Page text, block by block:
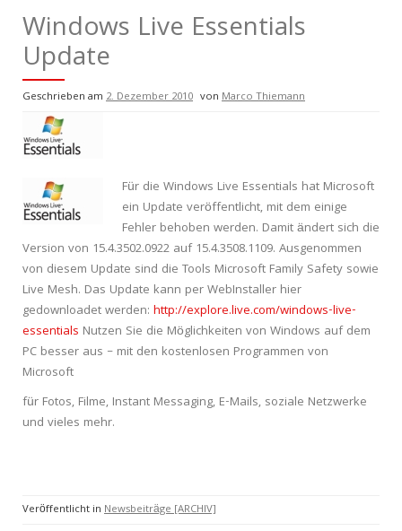
Windows Live Essentials
Update
Geschrieben am 2. Dezember 2010 von Marco Thiemann
Für die Windows Live Essentials hat Microsoft
ein Update veröffentlicht, mit dem einige
Fehler behoben werden. Damit ändert sich die
Version von 15.4.3502.0922 auf 15.4.3508.1109. Ausgenommen
von diesem Update sind die Tools Microsoft Family Safety sowie
Live Mesh. Das Update kann per WebInstaller hier
gedownloadet werden: http://explore.live.com/windows-live-
essentials Nutzen Sie die Möglichkeiten von Windows auf dem
PC besser aus – mit den kostenlosen Programmen von
Microsoft
für Fotos, Filme, Instant Messaging, E-Mails, soziale Netzwerke
und vieles mehr.
Veröffentlicht in Newsbeiträge [ARCHIV]